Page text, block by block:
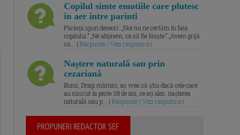
Copilul simte emotiile care plutesc
in aer intre parinti
Părinții spun deseori: „Noi nu ne certăm în fața
copilului.” „Ne abținem, ca să fie liniște.” „Avem grijă
să... | Raspunde | Vezi raspunsuri
Naștere naturală sau prin
cezariană
Bună, Dragi mămici, aș vrea să știu dacă cele care
au născut la peste 38 de ani, ce ați ales: nașterea
naturală sau p... | Raspunde | Vezi raspunsuri
PROPUNERI REDACTOR SEF